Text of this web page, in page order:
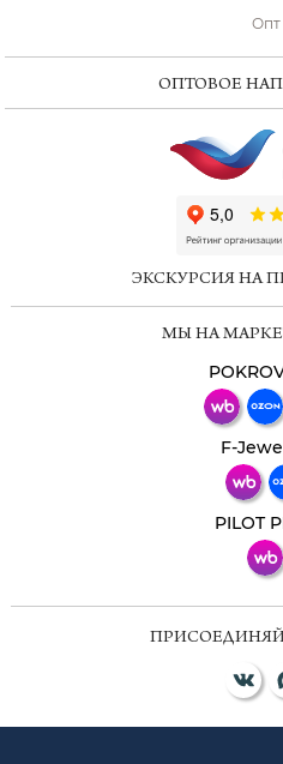
Опт
ОПТОВОЕ
ЭКСКУРСИЯ НА
МЫ НА
F-
PILOT